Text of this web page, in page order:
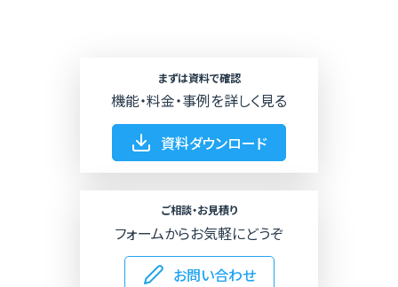
まずは資料で確認
機能・料金・事例を詳しく見る
資料ダウンロード
ご相談・お見積り
フォームからお気軽にどうぞ
お問い合わせ